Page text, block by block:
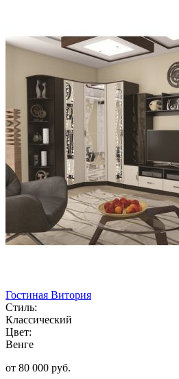
Гостиная Витория
Стиль:
Классический
Цвет:
Венге
от 80 000 руб.